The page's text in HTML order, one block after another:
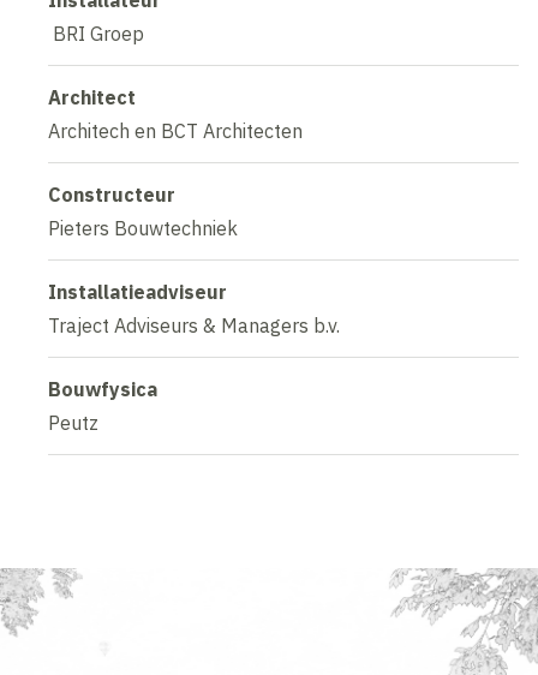
BRI Groep
Architect
Architech en BCT Architecten
Constructeur
Pieters Bouwtechniek
Installatieadviseur
Traject Adviseurs & Managers b.v.
Bouwfysica
Peutz